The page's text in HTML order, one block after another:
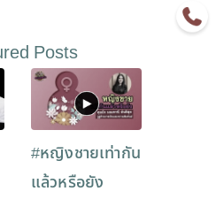
Posts
#หญิงชายเท่ากัน
แล้วหรือยัง